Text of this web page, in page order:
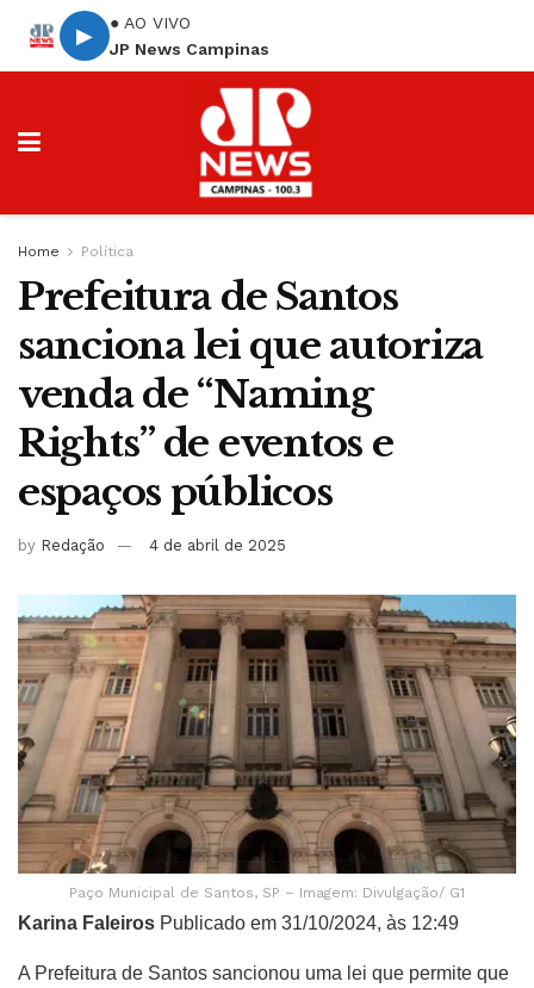
▶
● AO VIVO
JP News Campinas
Home Política
Prefeitura de Santos
sanciona lei que autoriza
venda de “Naming
Rights” de eventos e
espaços públicos
by Redação 4 de abril de 2025
Paço Municipal de Santos, SP – Imagem: Divulgação/ G1
Karina Faleiros Publicado em 31/10/2024, às 12:49
A Prefeitura de Santos sancionou uma lei que permite que